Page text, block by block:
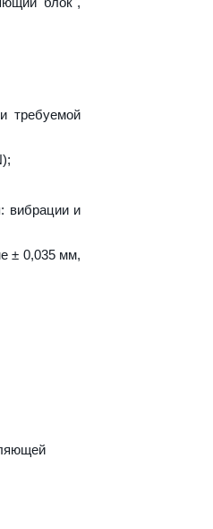
требуемой
вибрации и
± 0,035 мм,